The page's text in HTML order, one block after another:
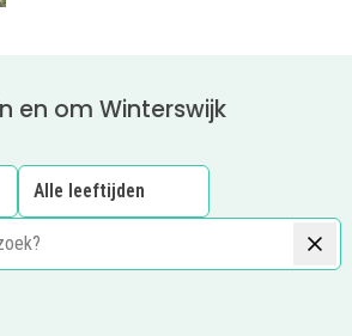
en om Winterswijk